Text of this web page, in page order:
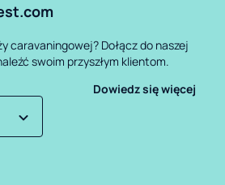
caravaningowej? Dołącz do naszej
swoim przyszłym klientom.
Dowiedz się więcej